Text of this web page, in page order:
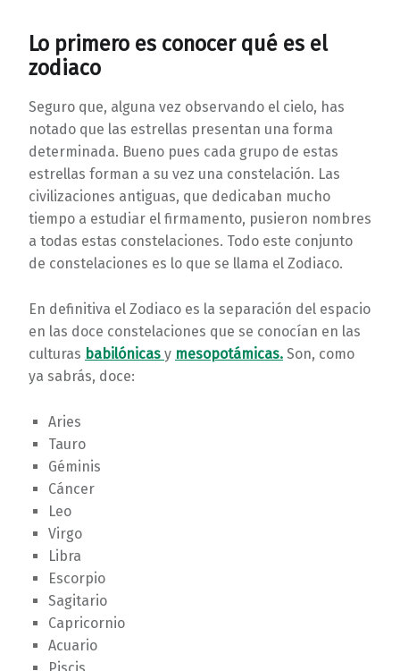
Lo primero es conocer qué es el
zodiaco
Seguro que, alguna vez observando el cielo, has
notado que las estrellas presentan una forma
determinada. Bueno pues cada grupo de estas
estrellas forman a su vez una constelación. Las
civilizaciones antiguas, que dedicaban mucho
tiempo a estudiar el firmamento, pusieron nombres
a todas estas constelaciones. Todo este conjunto
de constelaciones es lo que se llama el Zodiaco.
En definitiva el Zodiaco es la separación del espacio
en las doce constelaciones que se conocían en las
culturas babilónicas y mesopotámicas. Son, como
ya sabrás, doce:
Aries
Tauro
Géminis
Cáncer
Leo
Virgo
Libra
Escorpio
Sagitario
Capricornio
Acuario